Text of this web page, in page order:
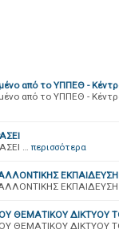
από το ΥΠΠΕΘ -
από το ΥΠΠΕΘ -
… περισσότερα
ΘΕΜΑΤΙΚΟΥ ΔΙΚΤΥΟΥ
ΘΕΜΑΤΙΚΟΥ ΔΙΚΤΥΟΥ